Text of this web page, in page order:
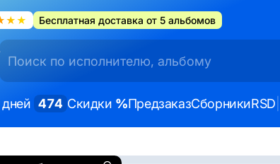
Бесплатная доставка от 5 альбомов
474 Скидки %ПредзаказСборникиRSD